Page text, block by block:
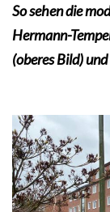
So sehen die
Hermann-
(oberes Bild)